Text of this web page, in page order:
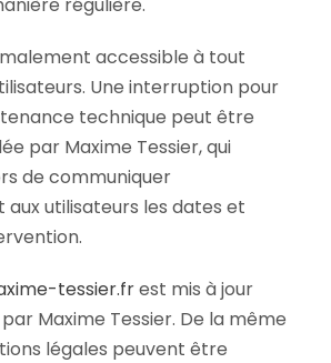
accessible à tout
Une interruption pour
technique peut être
par Maxime Tessier, qui
de communiquer
utilisateurs les dates et
tessier.frest mis à jour
Maxime Tessier. De la même
légales peuvent être